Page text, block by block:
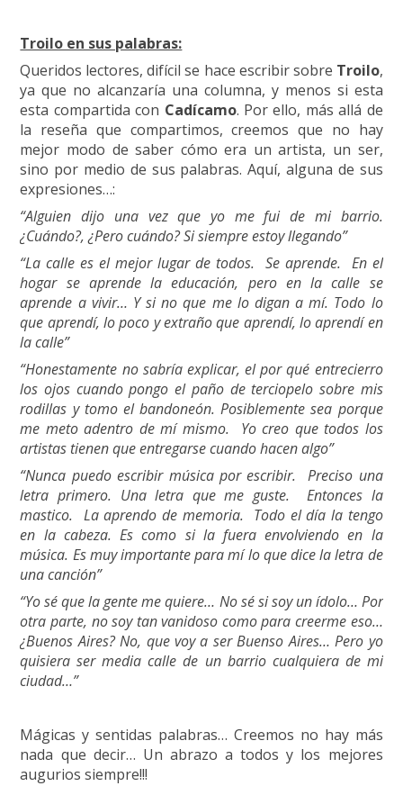
Troilo en sus palabras:
Queridos lectores, difícil se hace escribir sobre Troilo,
ya que no alcanzaría una columna, y menos si esta
esta compartida con Cadícamo. Por ello, más allá de
la reseña que compartimos, creemos que no hay
mejor modo de saber cómo era un artista, un ser,
sino por medio de sus palabras. Aquí, alguna de sus
expresiones…:
“Alguien dijo una vez que yo me fui de mi barrio.
¿Cuándo?, ¿Pero cuándo? Si siempre estoy llegando”
“La calle es el mejor lugar de todos. Se aprende. En el
hogar se aprende la educación, pero en la calle se
aprende a vivir… Y si no que me lo digan a mí. Todo lo
que aprendí, lo poco y extraño que aprendí, lo aprendí en
la calle”
“Honestamente no sabría explicar, el por qué entrecierro
los ojos cuando pongo el paño de terciopelo sobre mis
rodillas y tomo el bandoneón. Posiblemente sea porque
me meto adentro de mí mismo. Yo creo que todos los
artistas tienen que entregarse cuando hacen algo”
“Nunca puedo escribir música por escribir. Preciso una
letra primero. Una letra que me guste. Entonces la
mastico. La aprendo de memoria. Todo el día la tengo
en la cabeza. Es como si la fuera envolviendo en la
música. Es muy importante para mí lo que dice la letra de
una canción”
“Yo sé que la gente me quiere… No sé si soy un ídolo… Por
otra parte, no soy tan vanidoso como para creerme eso…
¿Buenos Aires? No, que voy a ser Buenso Aires… Pero yo
quisiera ser media calle de un barrio cualquiera de mi
ciudad…”
Mágicas y sentidas palabras… Creemos no hay más
nada que decir… Un abrazo a todos y los mejores
augurios siempre!!!